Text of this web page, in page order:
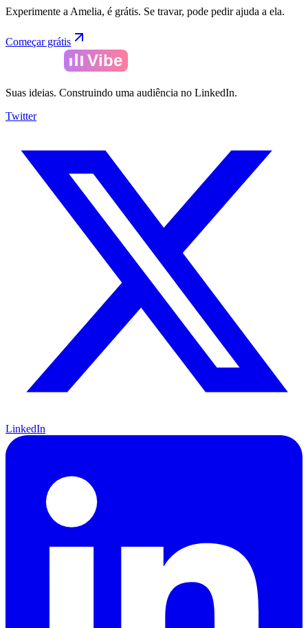
Experimente a Amelia, é grátis. Se travar, pode pedir ajuda a ela.
Começar grátis
Vibe
Suas ideias. Construindo uma audiência no LinkedIn.
Twitter
LinkedIn